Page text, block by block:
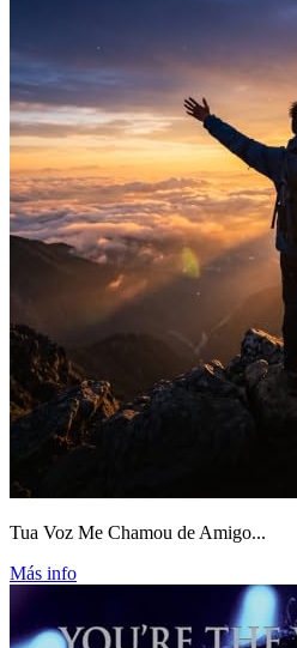
Tua Voz Me Chamou de Amigo...
Más info